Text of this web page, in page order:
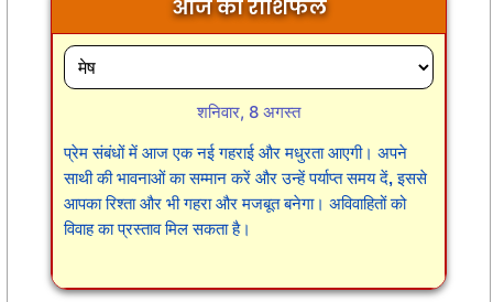
आज का राशिफल
शनिवार, 8 अगस्त
प्रेम संबंधों में आज एक नई गहराई और मधुरता आएगी। अपने
साथी की भावनाओं का सम्मान करें और उन्हें पर्याप्त समय दें, इससे
आपका रिश्ता और भी गहरा और मजबूत बनेगा। अविवाहितों को
विवाह का प्रस्ताव मिल सकता है।